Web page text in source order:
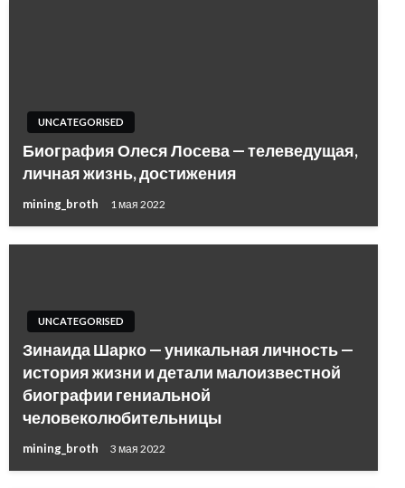
UNCATEGORISED
Биография Олеся Лосева — телеведущая,
личная жизнь, достижения
mining_broth 1 мая 2022
UNCATEGORISED
Зинаида Шарко — уникальная личность —
история жизни и детали малоизвестной
биографии гениальной
человеколюбительницы
mining_broth 3 мая 2022